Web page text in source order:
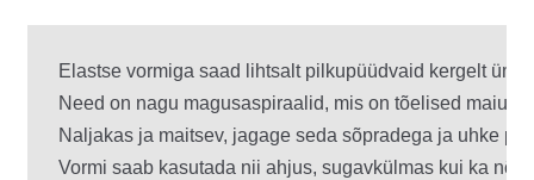
23.00€.14.00€.
Elastse vormiga saad lihtsalt pilkupüüdvaid kergelt
Need on nagu magusaspiraalid, mis on tõelised
Naljakas ja maitsev, jagage seda sõpradega ja uhke
Vormi saab kasutada nii ahjus, sugavkülmas kui ka